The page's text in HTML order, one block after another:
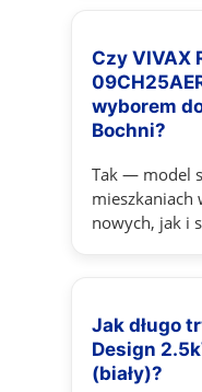
Czy VIVAX
wyborem
Bochni?
Tak — model
mieszkaniach
nowych, jak i
Jak długo
Design
(biały)?